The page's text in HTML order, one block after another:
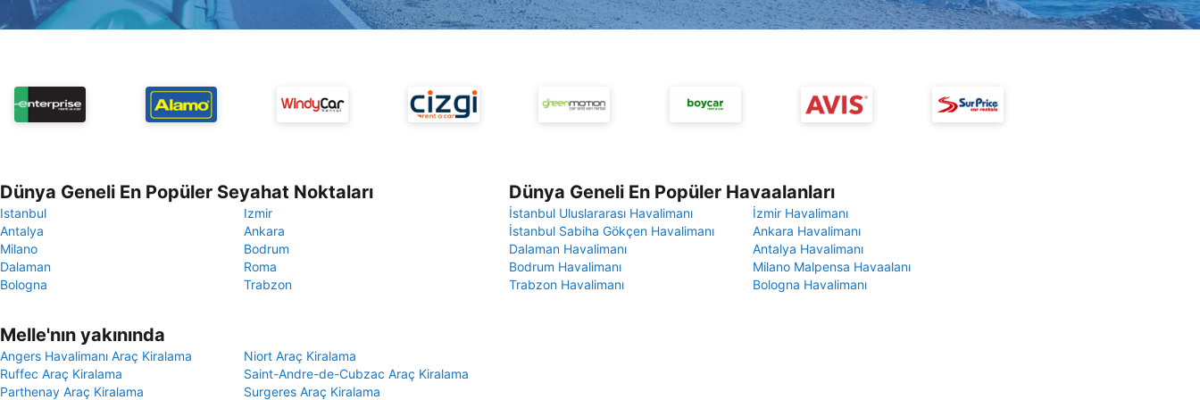
Dünya Geneli En Popüler Seyahat Noktaları
Istanbul
Izmir
Antalya
Ankara
Milano
Bodrum
Dalaman
Roma
Bologna
Trabzon
Dünya Geneli En Popüler Havaalanları
İstanbul Uluslararası Havalimanı
İzmir Havalimanı
İstanbul Sabiha Gökçen Havalimanı
Ankara Havalimanı
Dalaman Havalimanı
Antalya Havalimanı
Bodrum Havalimanı
Milano Malpensa Havaalanı
Trabzon Havalimanı
Bologna Havalimanı
Melle'nın yakınında
Angers Havalimanı Araç Kiralama
Niort Araç Kiralama
Ruffec Araç Kiralama
Saint-Andre-de-Cubzac Araç Kiralama
Parthenay Araç Kiralama
Surgeres Araç Kiralama